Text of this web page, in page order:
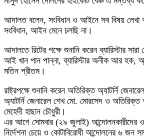
আদালত বলেন, সংবিধান ও আইনে সব বিষয়
সংবিধান, আইন মেনে চলছি না।
আদালতে রিটের পক্ষে শুনানি করেন ব্যারিস্টার
আই খান পান পান্না, ব্যারিস্টার অনীক আর
মতিন প্রীতম।
রাষ্ট্রপক্ষে শুনানি করেন অতিরিক্ত অ্যাটর্নি
অ্যাটর্নি জেনারেল শেখ মো. মোরসেদ ও অতিরিক্ত
মেহেদী হাছান চৌধুরী।
এর আগে সোমবার (২৯ জুলাই) আন্দোলনকারীদের
নির্দেশনা চেয়ে ও কোটাবিরোধী আন্দোলনের ৬ জন